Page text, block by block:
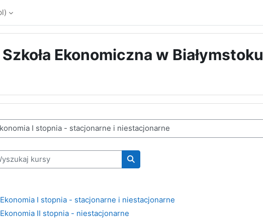
Ekonomiczna w Białymstoku
kursów
kursy
Wyszukaj kursy
Ekonomia I stopnia - stacjonarne i niestacjonarne
Ekonomia II stopnia - niestacjonarne